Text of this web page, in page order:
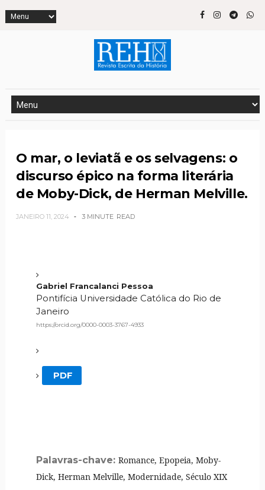
O mar, o leviatã e os selvagens: o
discurso épico na forma literária
de Moby-Dick, de Herman Melville.
JANEIRO 11, 2024 3 MINUTE READ
Gabriel Francalanci Pessoa
Pontifícia Universidade Católica do Rio de
Janeiro
https://orcid.org/0000-0003-3767-4933
PDF
Palavras-chave:Romance, Epopeia, Moby-
Dick, Herman Melville, Modernidade, Século XIX